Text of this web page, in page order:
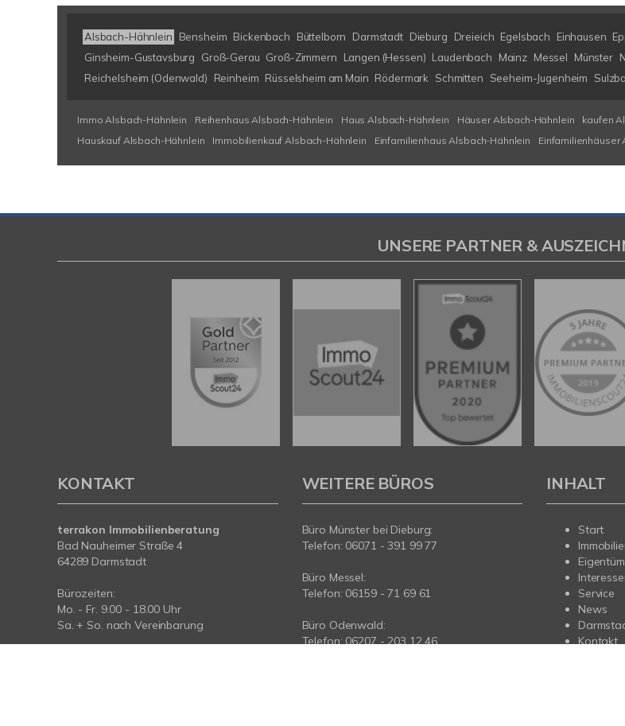
Alsbach-Hähnlein Bensheim Bickenbach Büttelborn Darmstadt Dieburg Dreieich Egelsbach Einhausen
Ginsheim-Gustavsburg
Groß-Gerau Groß-Zimmern Langen (Hessen) Laudenbach Mainz Messel Münster
Reichelsheim (Odenwald)
Reinheim Rüsselsheim am Main Rödermark Schmitten Seeheim-Jugenheim
Immo Alsbach-Hähnlein Reihenhaus Alsbach-Hähnlein Haus Alsbach-Hähnlein Häuser Alsbach-Hähnlein kaufen
Hauskauf Alsbach-Hähnlein
Immobilienkauf Alsbach-Hähnlein Einfamilienhaus Alsbach-Hähnlein Einfamilienhäuser
UNSERE PARTNER &
KONTAKT
terrakon Immobilienberatung
Bad Nauheimer Straße 4
64289 Darmstadt
Bürozeiten:
Mo. - Fr. 9.00 - 18.00 Uhr
Sa. + So. nach Vereinbarung
WEITERE BÜROS
Büro Münster bei Dieburg:
Telefon: 06071 - 391 99 77
Büro Messel:
Telefon: 06159 - 71 69 61
Büro Odenwald:
Telefon: 06207 - 203 12 46
INHALT
Start
Service
News
Kontakt